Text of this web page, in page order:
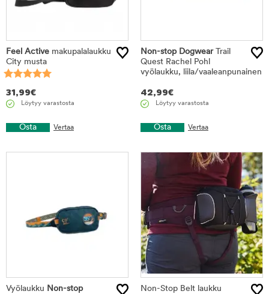
Feel Active makupalalaukku
City musta
31,99€
Löytyy varastosta
Osta Vertaa
Non-stop DogwearTrail
Quest Rachel Pohl
vyölaukku, liila/vaaleanpunainen
42,99€
Löytyy varastosta
Osta Vertaa
Vyölaukku Non-stop
Non-Stop Belt laukku